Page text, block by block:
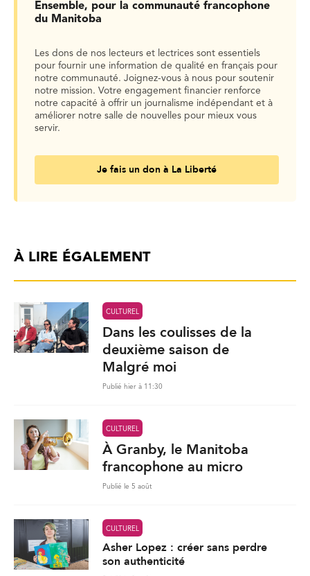
Ensemble, pour la communauté francophone
du Manitoba
Les dons de nos lecteurs et lectrices sont essentiels
pour fournir une information de qualité en français pour
notre communauté. Joignez-vous à nous pour soutenir
notre mission. Votre engagement financier renforce
notre capacité à offrir un journalisme indépendant et à
améliorer notre salle de nouvelles pour mieux vous
servir.
Je fais un don à La Liberté
À LIRE ÉGALEMENT
CULTUREL
Dans les coulisses de la
deuxième saison de
Malgré moi
Publié hier à 11:30
CULTUREL
À Granby, le Manitoba
francophone au micro
Publié le 5 août
CULTUREL
Asher Lopez : créer sans perdre
son authenticité